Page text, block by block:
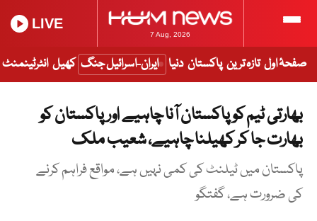
7 Aug, 2026
LIVE
صفحۂ اول تازہ ترین پاکستان دنیا ایران-اسرائیل جنگ کھیل انٹرٹینمنٹ
بھارتی ٹیم کو پاکستان آنا چاہیے اور پاکستان کو
بھارت جا کر کھیلنا چاہیے، شعیب ملک
پاکستان میں ٹیلنٹ کی کمی نہیں ہے، مواقع فراہم کرنے
کی ضرورت ہے، گفتگو